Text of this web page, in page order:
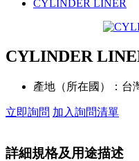
CYLINDER LINER
CYLINDER
產地（所在國）： 台
立即詢問 加入詢問清單
詳細規格及用途描述